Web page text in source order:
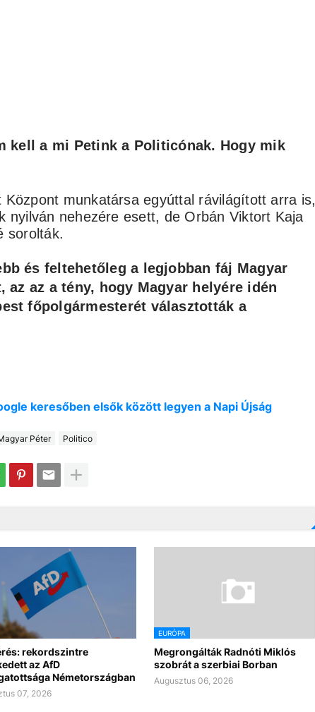
kell a mi Petink a Politicónak. Hogy mik
munkatársa egyúttal rávilágított arra is,
nyilván nehezére esett, de Orbán Viktort Kaja
sorolták.
és feltehetőleg a legjobban fáj Magyar
az az a tény, hogy Magyar helyére idén
főpolgármesterét választották a
keresőben elsők között legyen a Napi Újság
Péter Politico
rekordszintre
az AfD
Németországban
07, 2026
EURÓPA
Megrongálták Radnóti Miklós
szobrát a szerbiai Borban
Augusztus 06, 2026